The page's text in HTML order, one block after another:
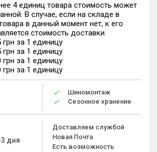
4 единиц товара стоимость может
В случае, если на складе в
в данный момент нет, к его
стоимость доставки.
грн за 1 единицу
грн за 1 единицу
грн за 1 единицу
грн за 1 единицу
Шиномонтаж
Сезонное хранение
дня
Доставляем службой
Новая Почта
Есть возможность